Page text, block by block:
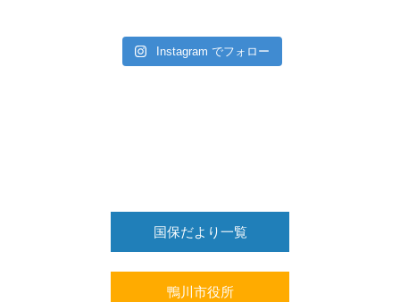
Instagram でフォロー
国保だより一覧
鴨川市役所